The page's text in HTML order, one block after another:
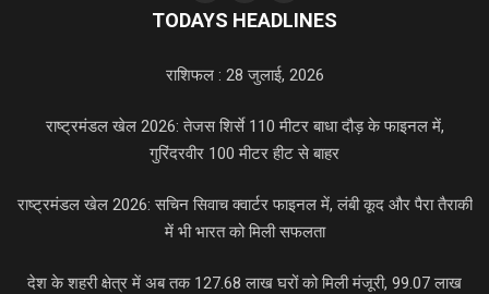
TODAYS HEADLINES
राशिफल : 28 जुलाई, 2026
राष्ट्रमंडल खेल 2026: तेजस शिर्से 110 मीटर बाधा दौड़ के फाइनल में,
गुरिंदरवीर 100 मीटर हीट से बाहर
राष्ट्रमंडल खेल 2026: सचिन सिवाच क्वार्टर फाइनल में, लंबी कूद और पैरा तैराकी
में भी भारत को मिली सफलता
देश के शहरी क्षेत्र में अब तक 127.68 लाख घरों को मिली मंजूरी, 99.07 लाख